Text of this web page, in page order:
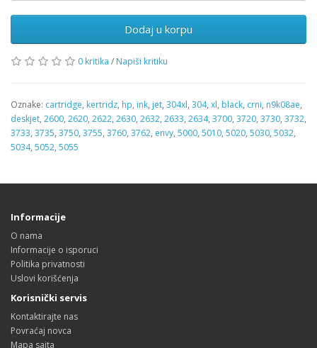
Dodaj u korpu
0 kritika / Napiši kritiku
Oznake: cartridge, kertridz, hp, ink, jet, 304xl, 304, xl, black, crni, n9k08ae,
deskjet, 2600, 2620, 2622, 2630, 2632, 2633, 2634, 3700, 3720, 3730, 3732,
3733, 3735, 3750, 3755, 3760, 3762, envy, 5000, 5010, 5020, 5030, 5032,
5034, 5052, 5055
Informacije
O nama
Informacije o isporuci
Politika privatnosti
Uslovi korišćenja
Korisnički servis
Kontaktirajte nas
Povraćaj novca
Mapa sajta